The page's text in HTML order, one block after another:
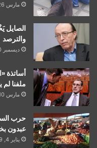
مارس 26, 2019
الصايل
والترصد
ديسمبر 20, 2018
أساتذة
ملفنا لم
مارس 10, 2019
حرب
عبدون
يناير 4, 2019